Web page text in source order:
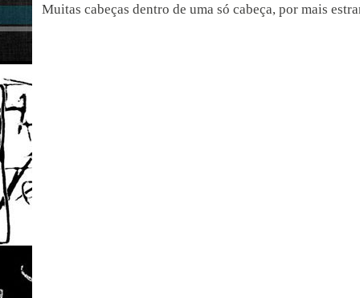
Muitas cabeças dentro de uma só cabeça, por mais